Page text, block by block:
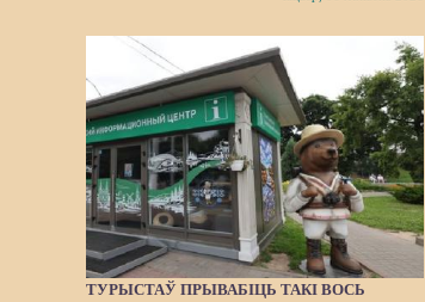
ТУРЫСТАЎ ПРЫВАБІЦЬ ТАКІ ВОСЬ